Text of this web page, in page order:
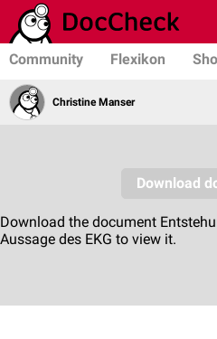
Community Flexikon
Christine Manser